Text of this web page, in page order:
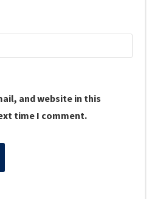
and website in this
time I comment.